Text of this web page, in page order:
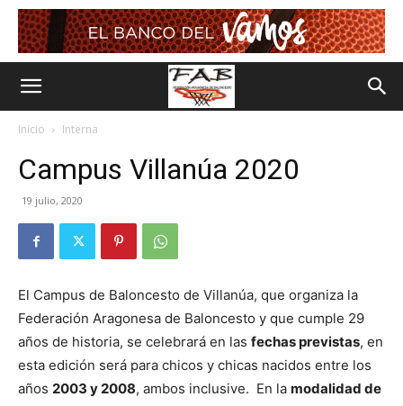
Inicio Interna
Campus Villanúa 2020
19 julio, 2020
El Campus de Baloncesto de Villanúa, que organiza la
Federación Aragonesa de Baloncesto y que cumple 29
años de historia, se celebrará en las fechas previstas, en
esta edición será para chicos y chicas nacidos entre los
años 2003 y 2008, ambos inclusive. En la modalidad de